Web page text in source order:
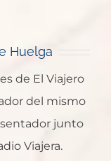
Huelga
de El Viajero
del mismo
junto
Viajera.